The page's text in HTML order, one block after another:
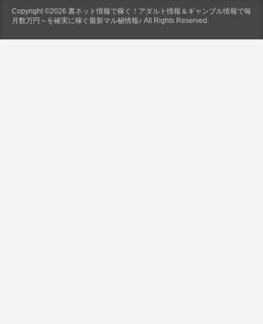
Copyright ©2026 裏ネット情報で稼ぐ！アダルト情報＆ギャンブル情報で毎
月数万円～を確実に稼ぐ最新マル秘情報♪ All Rights Reserved.